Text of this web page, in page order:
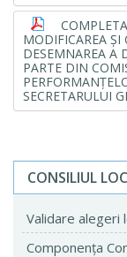
MODIFICAREA
DESEMNAREA A
PARTE DIN
SECRETARULUI
CONSILIUL
Validare alegeri
Componenţa